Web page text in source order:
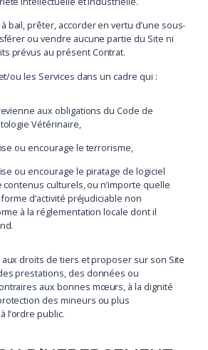
bail, prêter, accorder en vertu d’une sous-
ou vendre aucune partie du Site ni
prévus au présent Contrat.
ou les Services dans un cadre qui :
aux obligations du Code de
Vétérinaire,
ou encourage le terrorisme,
ou encourage le piratage de logiciel
contenus culturels, ou n’importe quelle
d’activité préjudiciable non
à la réglementation locale dont il
droits de tiers et proposer sur son Site
prestations, des données ou
aux bonnes mœurs, à la dignité
des mineurs ou plus
l’ordre public.